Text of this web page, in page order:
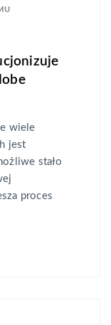
wiele
jest
stało
proces